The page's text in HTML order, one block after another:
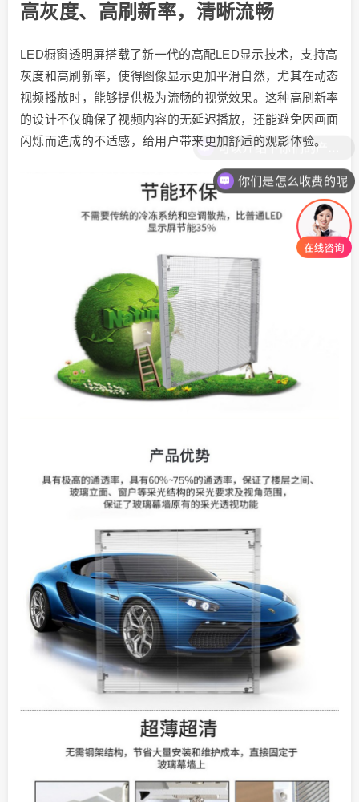
高灰度、高刷新率，清晰流畅
LED橱窗透明屏搭载了新一代的高配LED显示技术，支持高
灰度和高刷新率，使得图像显示更加平滑自然，尤其在动态
视频播放时，能够提供极为流畅的视觉效果。这种高刷新率
的设计不仅确保了视频内容的无延迟播放，还能避免因画面
闪烁而造成的不适感，给用户带来更加舒适的观影体验。
你们是怎么收费的呢